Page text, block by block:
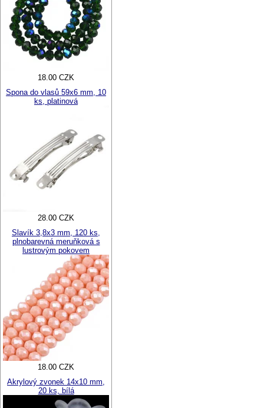
18.00 CZK
Spona do vlasů 59x6 mm, 10
ks, platinová
28.00 CZK
Slavík 3,8x3 mm, 120 ks,
plnobarevná meruňková s
lustrovým pokovem
18.00 CZK
Akrylový zvonek 14x10 mm,
20 ks, bílá